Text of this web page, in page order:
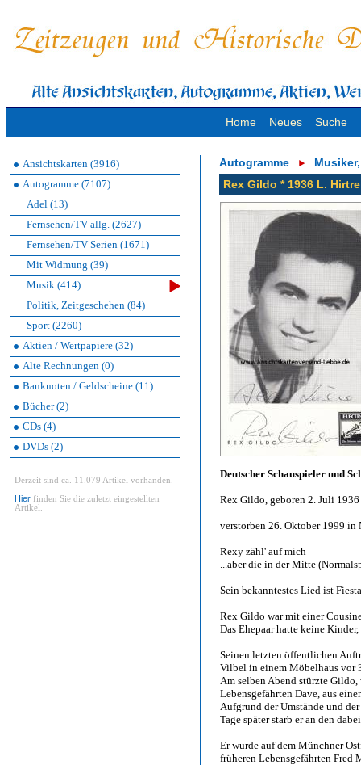
Home Neues Suche
Ansichtskarten (3916)
Autogramme (7107)
Adel (13)
Fernsehen/TV allg. (2627)
Fernsehen/TV Serien (1671)
Mit Widmung (39)
Musik (414)
Politik, Zeitgeschehen (84)
Sport (2260)
Aktien / Wertpapiere (32)
Alte Rechnungen (0)
Banknoten / Geldscheine (11)
Bücher (2)
CDs (4)
DVDs (2)
Derzeit sind ca. 11.079 Artikel vorhanden.
Hier finden Sie die zuletzt eingestellten
Artikel.
Autogramme
Rex Gildo * 1936 L.
Deutscher Schauspieler und
Rex Gildo, geboren 2. Juli
verstorben 26. Oktober 1999 in
Rexy zähl' auf mich
...aber die in der Mitte
Sein bekanntestes Lied ist
Rex Gildo war mit einer
Das Ehepaar hatte keine
Seinen letzten öffentlichen
Vilbel in einem Möbelhaus vor
Am selben Abend stürzte
Lebensgefährten Dave, aus
Aufgrund der Umstände und
Tage später starb er an den
Er wurde auf dem Münchner
früheren Lebensgefährten Fred